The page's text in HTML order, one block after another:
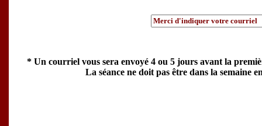
* Un courriel vous sera envoyé 4 ou 5 jours avant la
La séance ne doit pas être dans la semaine